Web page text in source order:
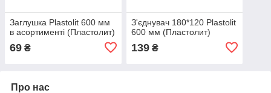
Заглушка Plastolit 600 мм
в асортименті (Пластолит)
69 ₴
З'єднувач 180*120 Plastolit
600 мм (Пластолит)
139₴
Про нас